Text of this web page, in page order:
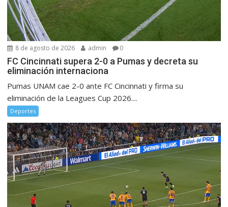
8 de agosto de 2026 admin 0
FC Cincinnati supera 2-0 a Pumas y decreta su
eliminación internaciona
Pumas UNAM cae 2-0 ante FC Cincinnati y firma su
eliminación de la Leagues Cup 2026....
Deportes